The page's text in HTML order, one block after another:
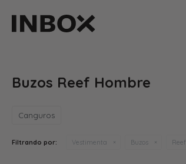
Buzos Reef Hombre
Canguros
Filtrando por: Vestimenta Buzos Reef